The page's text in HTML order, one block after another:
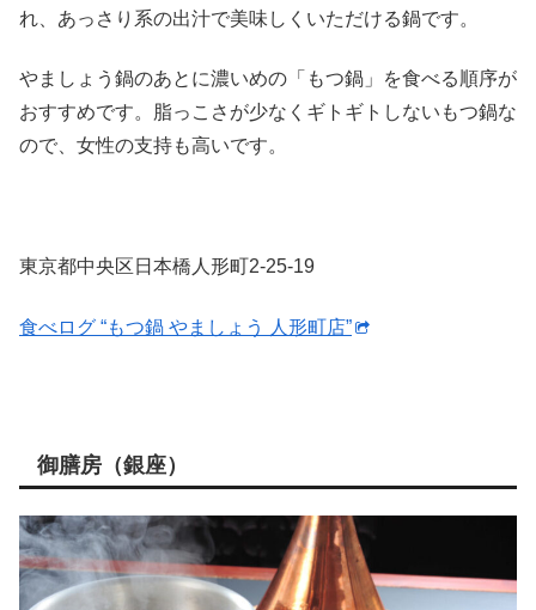
れ、あっさり系の出汁で美味しくいただける鍋です。
やましょう鍋のあとに濃いめの「もつ鍋」を食べる順序が
おすすめです。脂っこさが少なくギトギトしないもつ鍋な
ので、女性の支持も高いです。
東京都中央区日本橋人形町2-25-19
食べログ “もつ鍋 やましょう 人形町店”
御膳房（銀座）